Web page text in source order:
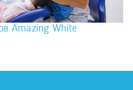
Amazing White